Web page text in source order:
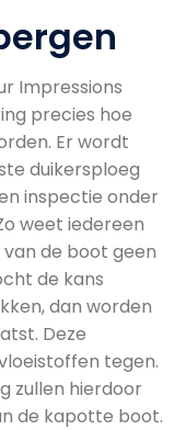
Impressions
precies hoe
Er wordt
duikersploeg
inspectie onder
weet iedereen
de boot geen
de kans
dan worden
Deze
tegen.
zullen hierdoor
de kapotte boot.